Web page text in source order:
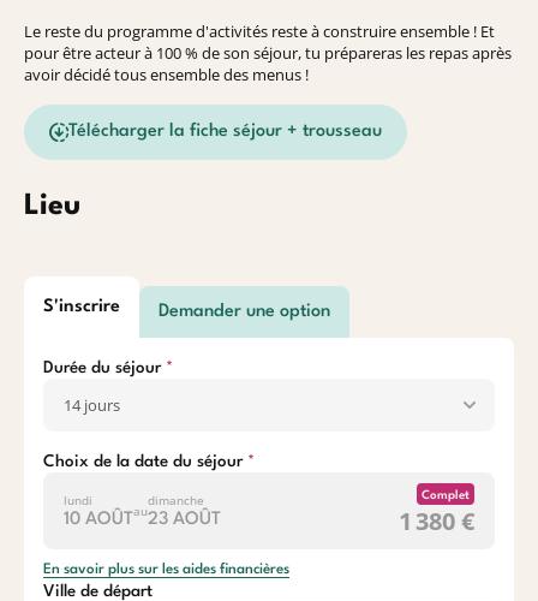
Le reste du programme d'activités reste à construire ensemble ! Et
pour être acteur à 100 % de son séjour, tu prépareras les repas après
avoir décidé tous ensemble des menus !
Télécharger la fiche séjour + trousseau
Lieu
S'inscrire Demander une option
Durée du séjour
Choix de la date du séjour
lundi
10 AOÛTau
dimanche
23 AOÛT
Complet
1 380 €
En savoir plus sur les aides financières
Ville de départ